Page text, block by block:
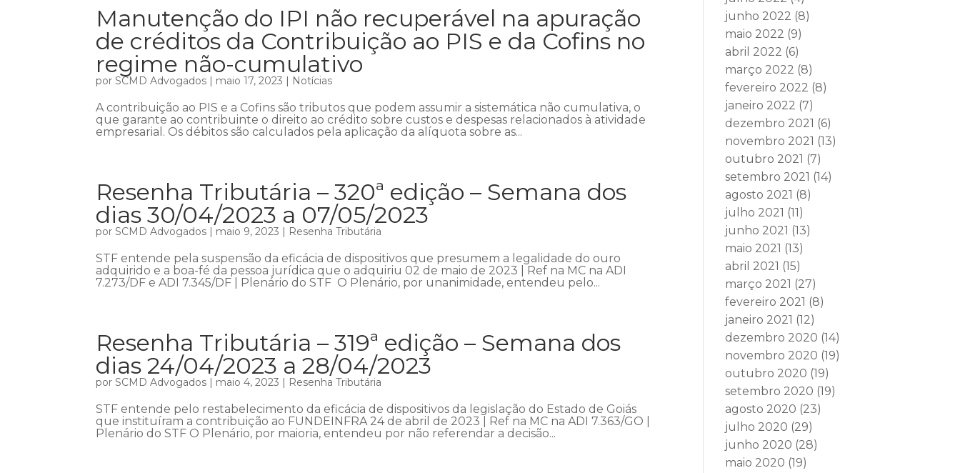
Manutenção do IPI não recuperável na apuração
de créditos da Contribuição ao PIS e da Cofins no
regime não-cumulativo
porSCMD Advogados | maio 17, 2023 | Notícias
A contribuição ao PIS e a Cofins são tributos que podem assumir a sistemática não cumulativa, o
que garante ao contribuinte o direito ao crédito sobre custos e despesas relacionados à atividade
empresarial. Os débitos são calculados pela aplicação da alíquota sobre as...
Resenha Tributária – 320ª edição – Semana dos
dias 30/04/2023 a 07/05/2023
porSCMD Advogados | maio 9, 2023 | Resenha Tributária
STF entende pela suspensão da eficácia de dispositivos que presumem a legalidade do ouro
adquirido e a boa-fé da pessoa jurídica que o adquiriu 02 de maio de 2023 | Ref na MC na ADI
7.273/DF e ADI 7.345/DF | Plenário do STF O Plenário, por unanimidade, entendeu pelo...
Resenha Tributária – 319ª edição – Semana dos
dias 24/04/2023 a 28/04/2023
porSCMD Advogados | maio 4, 2023 | Resenha Tributária
STF entende pelo restabelecimento da eficácia de dispositivos da legislação do Estado de Goiás
que instituíram a contribuição ao FUNDEINFRA 24 de abril de 2023 | Ref na MC na ADI 7.363/GO |
Plenário do STF O Plenário, por maioria, entendeu por não referendar a decisão...
junho 2022 (8)
maio 2022 (9)
abril 2022 (6)
março 2022 (8)
fevereiro 2022 (8)
janeiro 2022 (7)
dezembro 2021 (6)
novembro 2021 (13)
outubro 2021 (7)
setembro 2021 (14)
agosto 2021 (8)
julho 2021 (11)
junho 2021 (13)
maio 2021 (13)
abril 2021 (15)
março 2021 (27)
fevereiro 2021 (8)
janeiro 2021 (12)
dezembro 2020 (14)
novembro 2020 (19)
outubro 2020 (19)
setembro 2020 (19)
agosto 2020 (23)
julho 2020 (29)
junho 2020 (28)
maio 2020 (19)